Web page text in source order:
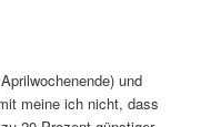
und
meine ich nicht, dass